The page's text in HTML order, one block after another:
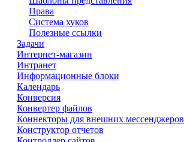
Права
Система хуков
Полезные ссылки
Задачи
Интернет-магазин
Интранет
Информационные блоки
Календарь
Конверсия
Конвертер файлов
Коннекторы для внешних мессенджеров
Конструктор отчетов